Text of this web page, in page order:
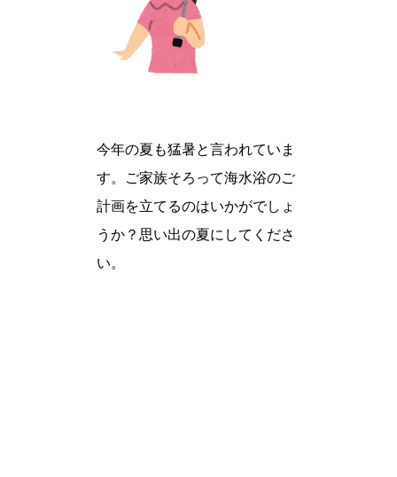
今年の夏も猛暑と言われていま
す。ご家族そろって海水浴のご
計画を立てるのはいかがでしょ
うか？思い出の夏にしてくださ
い。